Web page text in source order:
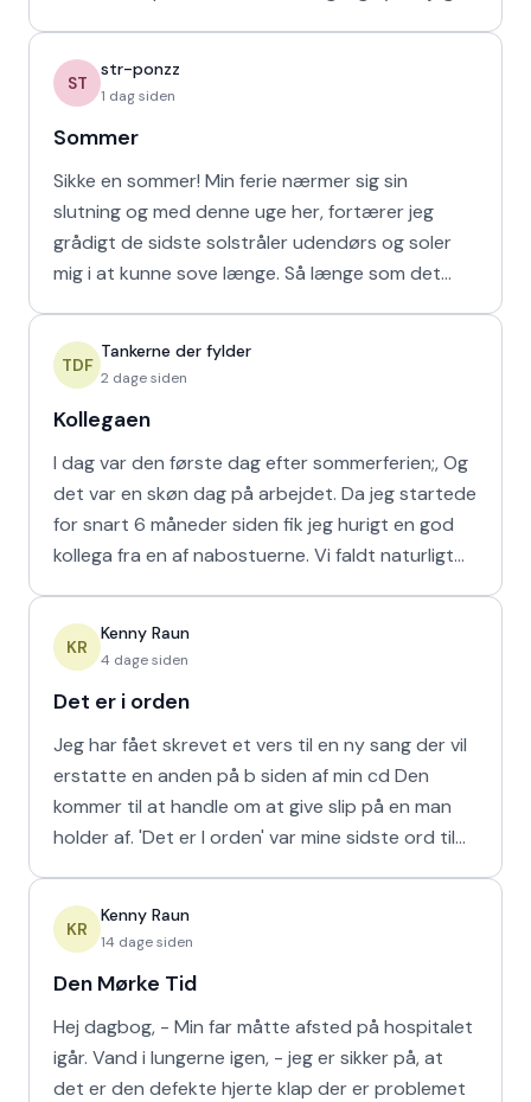
ST
str-ponzz
1 dag siden
Sommer
Sikke en sommer! Min ferie nærmer sig sin
slutning og med denne uge her, fortærer jeg
grådigt de sidste solstråler udendørs og soler
mig i at kunne sove længe. Så længe som det
TDF
Tankerne der fylder
2 dage siden
Kollegaen
I dag var den første dag efter sommerferien;, Og
det var en skøn dag på arbejdet. Da jeg startede
for snart 6 måneder siden fik jeg hurigt en god
kollega fra en af nabostuerne. Vi faldt naturligt
KR
Kenny Raun
4 dage siden
Det er i orden
Jeg har fået skrevet et vers til en ny sang der vil
erstatte en anden på b siden af min cd Den
kommer til at handle om at give slip på en man
holder af. 'Det er I orden' var mine sidste ord til
KR
Kenny Raun
14 dage siden
Den Mørke Tid
Hej dagbog, - Min far måtte afsted på hospitalet
igår. Vand i lungerne igen, - jeg er sikker på, at
det er den defekte hjerte klap der er problemet